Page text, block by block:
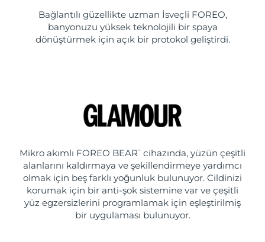
Bağlantılı güzellikte uzman İsveçli FOREO,
banyonuzu yüksek teknolojili bir spaya
dönüştürmek için açık bir protokol geliştirdi.
Mikro akımlı FOREO BEAR ™
cihazında, yüzün çeşitli
alanlarını kaldırmaya ve şekillendirmeye yardımcı
olmak için beş farklı yoğunluk bulunuyor. Cildinizi
korumak için bir anti-şok sistemine var ve çeşitli
yüz egzersizlerini programlamak için eşleştirilmiş
bir uygulaması bulunuyor.